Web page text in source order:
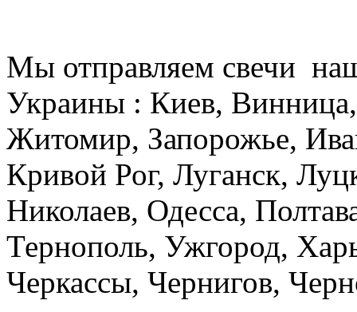
Мы отправляем свечи
Украины : Киев,
Житомир, Запорожье,
Кривой Рог, Луганск,
Николаев, Одесса,
Тернополь, Ужгород,
Черкассы, Чернигов,